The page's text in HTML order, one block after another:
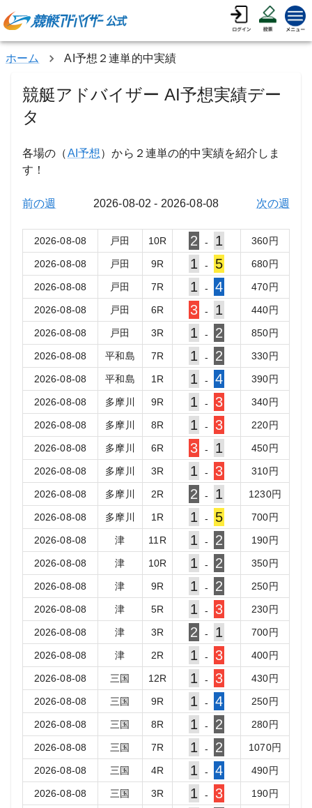
ホーム AI予想２連単的中実績
競艇アドバイザー AI予想実績デー
タ
各場の（AI予想）から２連単の的中実績を紹介しま
す！
前の週 2026-08-02 - 2026-08-08 次の週
2026-08-08 戸田 10R 2 - 1 360円
2026-08-08 戸田 9R 1 - 5 680円
2026-08-08 戸田 7R 1 - 4 470円
2026-08-08 戸田 6R 3 - 1 440円
2026-08-08 戸田 3R 1 - 2 850円
2026-08-08 平和島 7R 1 - 2 330円
2026-08-08 平和島 1 R 1 - 4 390円
2026-08-08 多摩川 9R 1 - 3 340円
2026-08-08 多摩川 8R 1 - 3 220円
2026-08-08 多摩川 6R 3 - 1 450円
2026-08-08 多摩川 3R 1 - 3 310円
2026-08-08 多摩川 2R 2 - 1 1230円
2026-08-08 多摩川 1 R 1 - 5 700円
2026-08-08 津 11 R 1 - 2 190円
2026-08-08 津 10R 1 - 2 350円
2026-08-08 津 9R 1 - 2 250円
2026-08-08 津 5R 1 - 3 230円
2026-08-08 津 3R 2 - 1 700円
2026-08-08 津 2R 1 - 3 400円
2026-08-08 三国 12R 1 - 3 430円
2026-08-08 三国 9R 1 - 4 250円
2026-08-08 三国 8R 1 - 2 280円
2026-08-08 三国 7R 1 - 2 1070円
2026-08-08 三国 4R 1 - 4 490円
2026-08-08 三国 3R 1 - 3 190円